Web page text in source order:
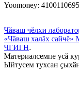
Yoomoney:
Чăваш чĕлхи
«Чăваш халăх
ЧГИГН.
Материалсемпе усă
Ыйтусем тухсан